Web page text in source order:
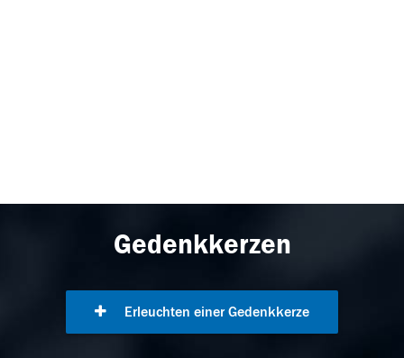
Gedenkkerzen
Erleuchten einer Gedenkkerze